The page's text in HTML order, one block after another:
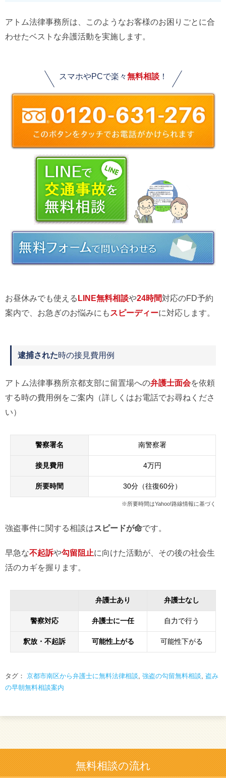
アトム法律事務所は、このようなお客様のお困りごとに合
わせたベストな弁護活動を実施します。
スマホやPCで楽々無料相談！
お昼休みでも使えるLINE無料相談や24時間対応のFD予約
案内で、お急ぎのお悩みにも スピーディーに対応します。
逮捕された時の接見費用例
アトム法律事務所京都支部に留置場への弁護士面会を依頼
する時の費用例をご案内（詳しくはお電話でお尋ねくださ
い）
警察署名 南警察署
接見費用 4万円
所要時間 30分（往復60分）
※所要時間はYahoo!路線情報に基づく
強盗事件に関する相談はスピードが命です。
早急な不起訴や勾留阻止に向けた活動が、その後の社会生
活のカギを握ります。
弁護士あり 弁護士なし
警察対応 弁護士に一任 自力で行う
釈放・不起訴 可能性上がる 可能性下がる
タグ： 京都市南区から弁護士に無料法律相談, 強盗の勾留無料相談, 盗み
の早朝無料相談案内
無料相談の流れ